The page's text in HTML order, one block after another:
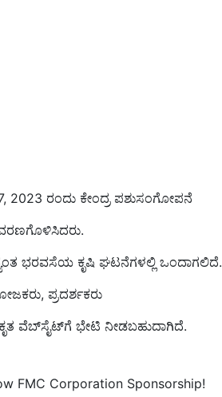
2023 ರಂದು ಕೇಂದ್ರ ಪಶುಸಂಗೋಪನೆ
ಭರವಸೆಯ ಕೃಷಿ ಘಟನೆಗಳಲ್ಲಿ ಒಂದಾಗಲಿದೆ.
ಪ್ರದರ್ಶಕರು
ವೆಬ್‌ಸೈಟ್‌ಗೆ ಭೇಟಿ ನೀಡಬಹುದಾಗಿದೆ.
FMC Corporation Sponsorship!